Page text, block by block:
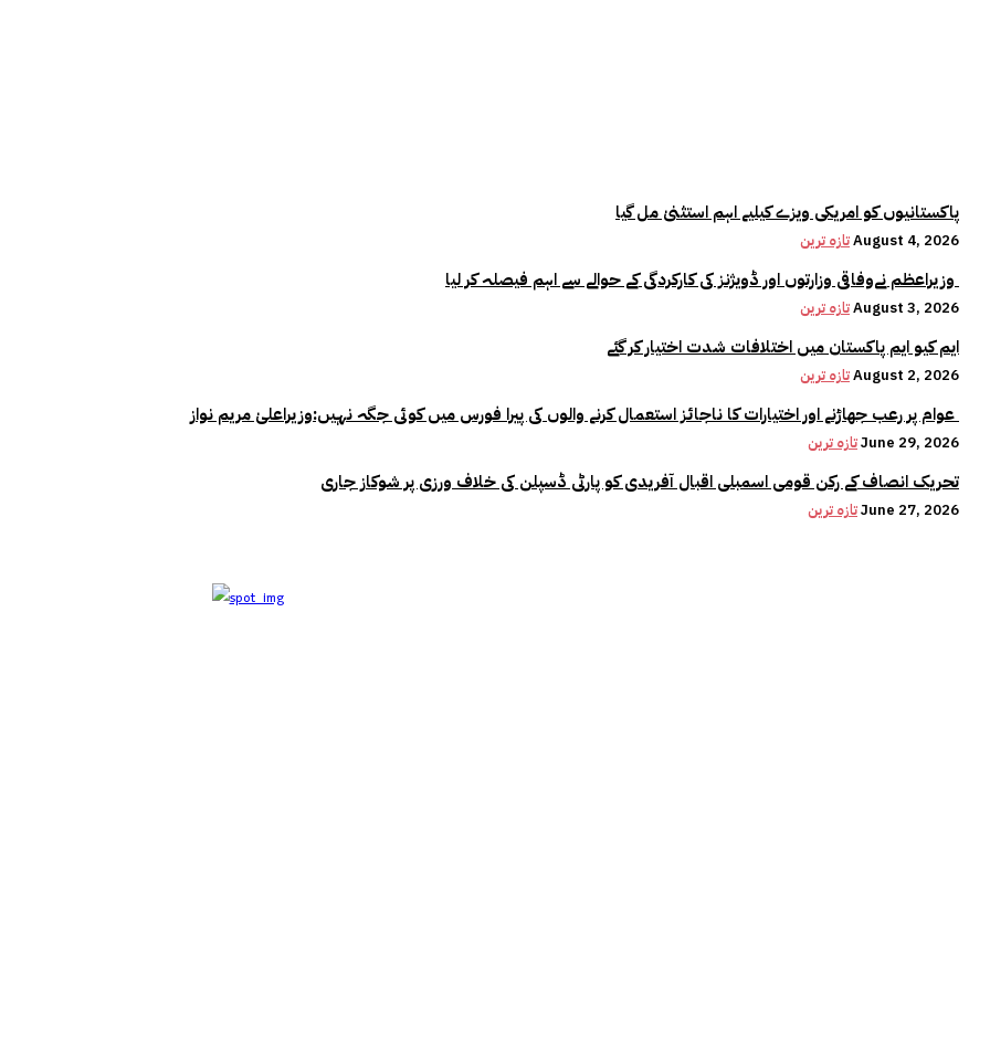
پاکستانیوں کو امریکی ویزے کیلیے اہم استثنیٰ مل گیا
تازہ ترینAugust 4, 2026
تازہ ترینAugust 3, 2026
ایم کیو ایم پاکستان میں اختلافات شدت اختیار کر گئے
تازہ ترینAugust 2, 2026
تازہ ترینJune 29, 2026
تحریک انصاف کے رکن قومی اسمبلی اقبال آفریدی کو پارٹی ڈسپلن کی خلاف ورزی پر شوکاز جاری
تازہ ترینJune 27, 2026